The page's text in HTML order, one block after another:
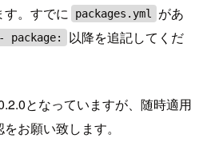
す。すでに
packages.yml
があ
- package:
以降を追記してくだ
となっていますが、随時適用
お願い致します。